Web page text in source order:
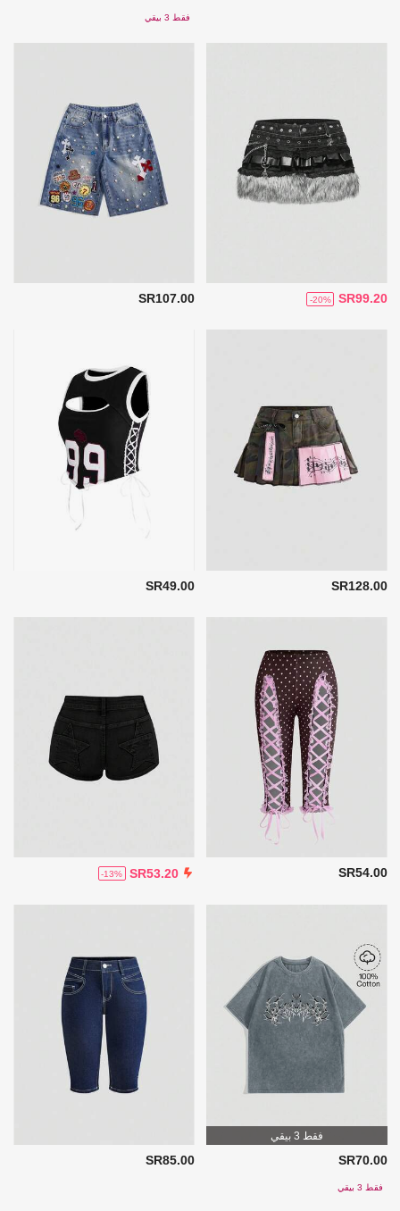
فقط 3 بيقي
SR99.20
-20%
SR107.00
SR128.00
SR49.00
SR54.00
SR53.20
-13%
فقط 3 بيقي
SR70.00
فقط 3 بيقي
SR85.00